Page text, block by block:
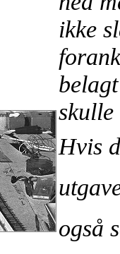
ikke
skulle
Hvis
også